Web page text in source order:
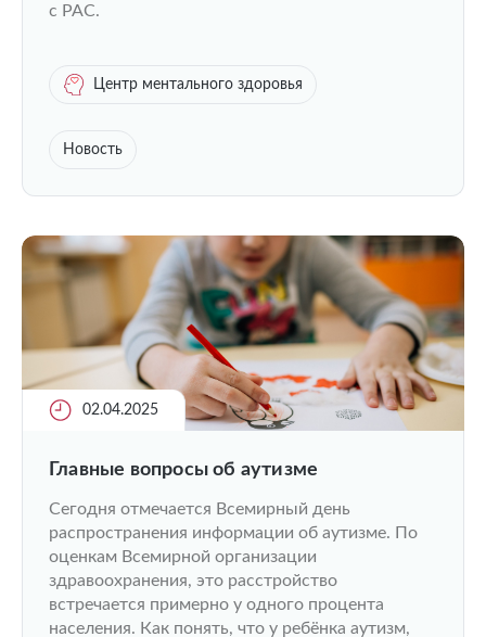
с РАС.
Центр ментального здоровья
Новость
02.04.2025
Главные вопросы об аутизме
Сегодня отмечается Всемирный день
распространения информации об аутизме. По
оценкам Всемирной организации
здравоохранения, это расстройство
встречается примерно у одного процента
населения. Как понять, что у ребёнка аутизм,